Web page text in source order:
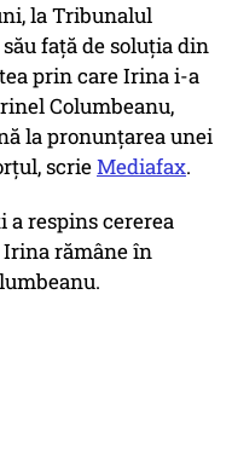
la Tribunalul
faţă de soluţia din
prin care Irina i-a
Columbeanu,
la pronunţarea unei
scrieMediafax.
respins cererea
Irina rămâne în